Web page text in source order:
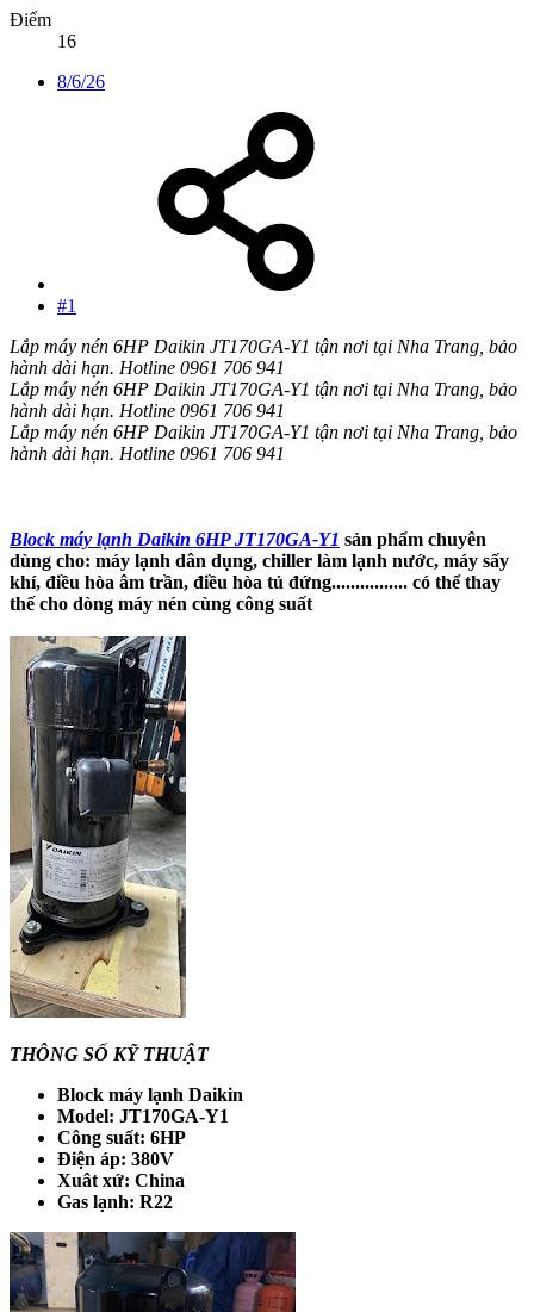
Điểm
16
8/6/26
#1
Lắp máy nén 6HP Daikin JT170GA-Y1 tận nơi tại Nha Trang, bảo
hành dài hạn. Hotline 0961 706 941
Lắp máy nén 6HP Daikin JT170GA-Y1 tận nơi tại Nha Trang, bảo
hành dài hạn. Hotline 0961 706 941
Lắp máy nén 6HP Daikin JT170GA-Y1 tận nơi tại Nha Trang, bảo
hành dài hạn. Hotline 0961 706 941
Block máy lạnh Daikin 6HP JT170GA-Y1 sản phẩm chuyên
dùng cho: máy lạnh dân dụng, chiller làm lạnh nước, máy sấy
khí, điều hòa âm trần, điều hòa tủ đứng................ có thể thay
thế cho dòng máy nén cùng công suất
THÔNG SỐ KỸ THUẬT
Block máy lạnh Daikin
Model: JT170GA-Y1
Công suất: 6HP
Điện áp: 380V
Xuât xứ: China
Gas lạnh: R22